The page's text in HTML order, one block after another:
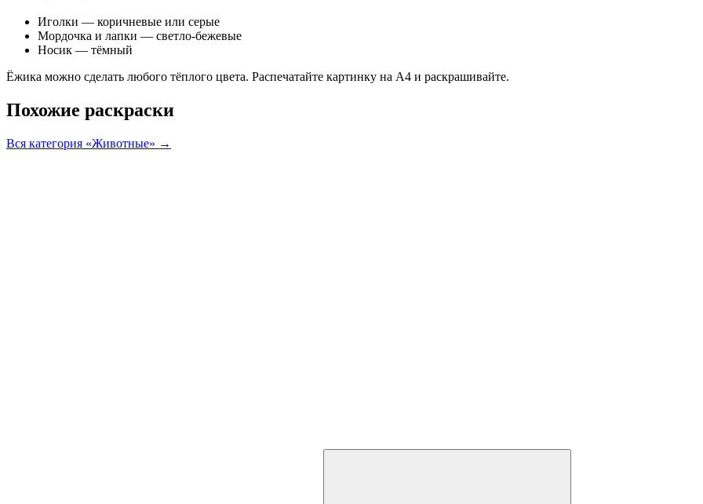
Иголки — коричневые или серые
Мордочка и лапки — светло-бежевые
Носик — тёмный
Ёжика можно сделать любого тёплого цвета. Распечатайте картинку на А4 и раскрашивайте.
Похожие раскраски
Вся категория «Животные» →